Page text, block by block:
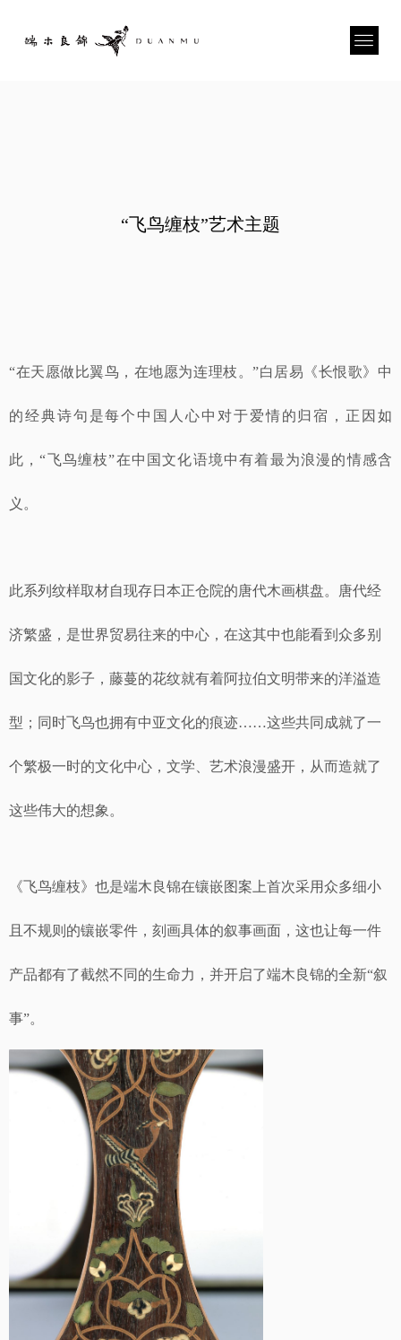
“飞鸟缠枝”艺术主题
“在天愿做比翼鸟，在地愿为连理枝。”白居易《长恨歌》中
的经典诗句是每个中国人心中对于爱情的归宿，正因如
此，“飞鸟缠枝”在中国文化语境中有着最为浪漫的情感含
义。
此系列纹样取材自现存日本正仓院的唐代木画棋盘。唐代经
济繁盛，是世界贸易往来的中心，在这其中也能看到众多别
国文化的影子，藤蔓的花纹就有着阿拉伯文明带来的洋溢造
型；同时飞鸟也拥有中亚文化的痕迹……这些共同成就了一
个繁极一时的文化中心，文学、艺术浪漫盛开，从而造就了
这些伟大的想象。
《飞鸟缠枝》也是端木良锦在镶嵌图案上首次采用众多细小
且不规则的镶嵌零件，刻画具体的叙事画面，这也让每一件
产品都有了截然不同的生命力，并开启了端木良锦的全新“叙
事”。